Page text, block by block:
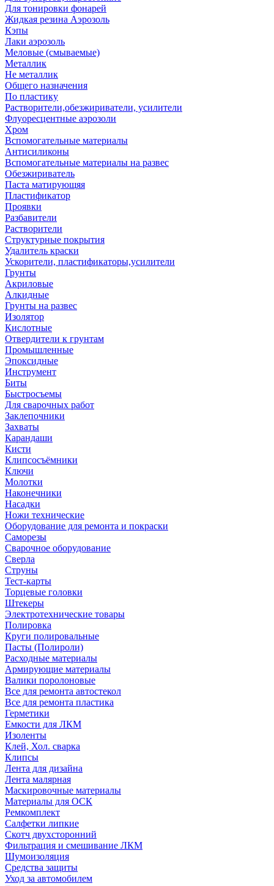
Для тонировки фонарей
Жидкая резина Аэрозоль
Кэпы
Лаки аэрозоль
Меловые (смываемые)
Металлик
Не металлик
Общего назначения
По пластику
Растворители,обезжириватели, усилители
Флуоресцентные аэрозоли
Хром
Вспомогательные материалы
Антисиликоны
Вспомогательные материалы на развес
Обезжириватель
Паста матирующяя
Пластификатор
Проявки
Разбавители
Растворители
Структурные покрытия
Удалитель краски
Ускорители, пластификаторы,усилители
Грунты
Акриловые
Алкидные
Грунты на развес
Изолятор
Кислотные
Отвердители к грунтам
Промышленные
Эпоксидные
Инструмент
Биты
Быстросъемы
Для сварочных работ
Заклепочники
Захваты
Карандаши
Кисти
Клипсосъёмники
Ключи
Молотки
Наконечники
Насадки
Ножи технические
Оборудование для ремонта и покраски
Саморезы
Сварочное оборудование
Сверла
Струны
Тест-карты
Торцевые головки
Штекеры
Электротехнические товары
Полировка
Круги полировальные
Пасты (Полироли)
Расходные материалы
Армирующие материалы
Валики поролоновые
Все для ремонта автостекол
Все для ремонта пластика
Герметики
Емкости для ЛКМ
Изоленты
Клей, Хол. сварка
Клипсы
Лента для дизайна
Лента малярная
Маскировочные материалы
Материалы для ОСК
Ремкомплект
Салфетки липкие
Скотч двухсторонний
Фильтрация и смешивание ЛКМ
Шумоизоляция
Средства защиты
Уход за автомобилем